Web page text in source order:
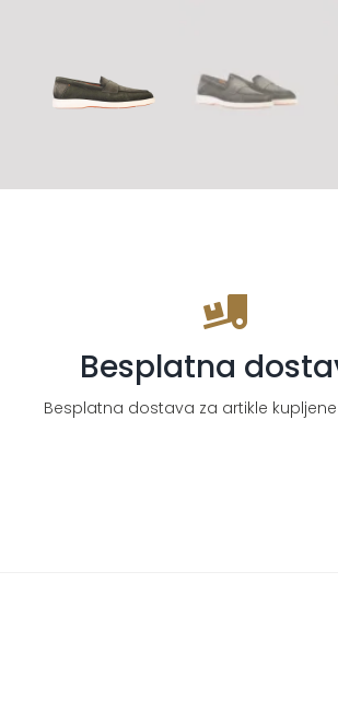
Besplatna
Besplatna dostava za artikle